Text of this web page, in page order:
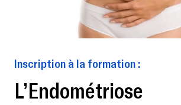
Inscription à la formation :
L’Endométriose